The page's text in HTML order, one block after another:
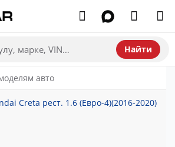
Найти
авто